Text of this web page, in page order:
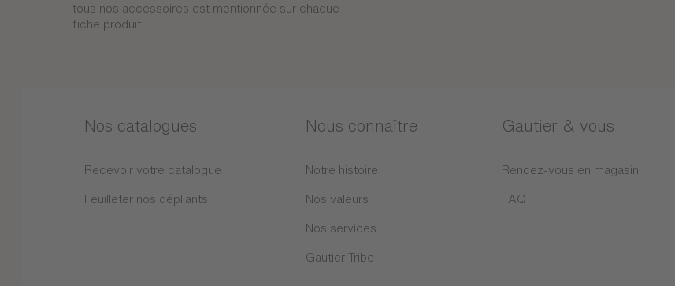
tous nos accessoires est mentionnée sur chaque
fiche produit.
Nos catalogues
Recevoir votre catalogue
Feuilleter nos dépliants
Nous connaître
Notre histoire
Nos valeurs
Nos services
Gautier Tribe
Gautier & vous
Rendez-vous en magasin
FAQ